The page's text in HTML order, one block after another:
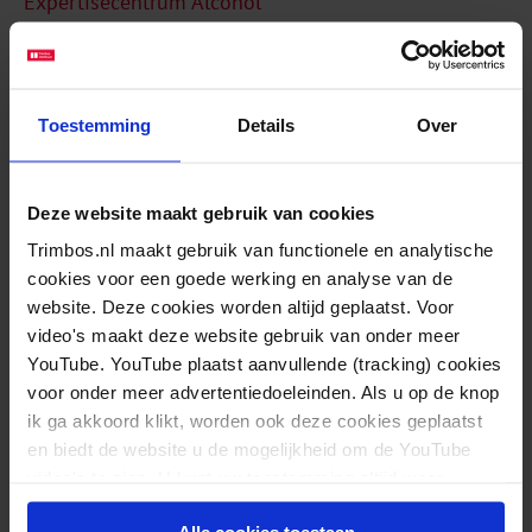
Toestemming Details Over
Deze website maakt gebruik van cookies
Trimbos.nl maakt gebruik van functionele en analytische
cookies voor een goede werking en analyse van de
website. Deze cookies worden altijd geplaatst. Voor
video's maakt deze website gebruik van onder meer
YouTube. YouTube plaatst aanvullende (tracking) cookies
voor onder meer advertentiedoeleinden. Als u op de knop
ik ga akkoord klikt, worden ook deze cookies geplaatst
en biedt de website u de mogelijkheid om de YouTube
intrekken.
Gerelateerde berichten